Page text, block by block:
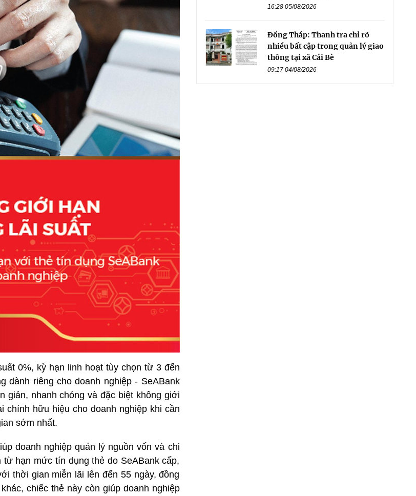
0%, kỳ hạn linh hoạt tùy chọn từ 3 đến
dành riêng cho doanh nghiệp - SeABank
giản, nhanh chóng và đặc biệt không giới
chính hữu hiệu cho doanh nghiệp khi cần
sớm nhất.
doanh nghiệp quản lý nguồn vốn và chi
hạn mức tín dụng thẻ do SeABank cấp,
thời gian miễn lãi lên đến 55 ngày, đồng
chiếc thẻ này còn giúp doanh nghiệp
16:28 05/08/2026
Đồng Tháp: Thanh tra chỉ rõ
nhiều bất cập trong quản lý giao
thông tại xã Cái Bè
09:17 04/08/2026